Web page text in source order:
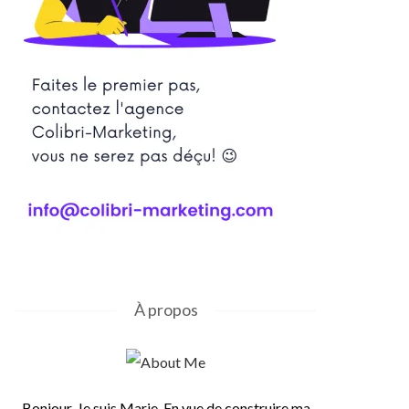
À propos